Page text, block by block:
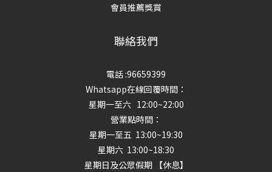
會員推薦獎賞
聯絡我們
電話 :96659399
Whatsapp在線回覆時間：
星期一至六 12:00~22:00
營業點時間：
星期一至五 13:00~19:30
星期六 13:00~18:30
星期日及公眾假期 【休息】